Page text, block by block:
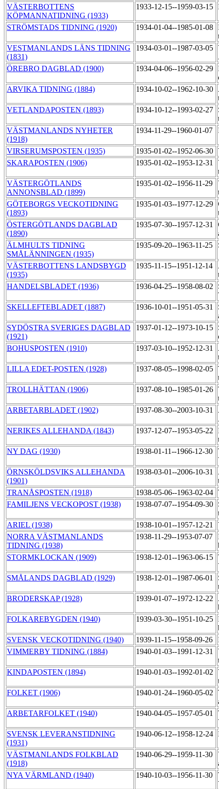
VÄSTERBOTTENS
KÖPMANNATIDNING (1933)
1933-12-15--1959-03-15
STRÖMSTADS TIDNING (1920) 1934-01-04--1985-01-08
VESTMANLANDS LÄNS TIDNING
(1831)
1934-03-01--1987-03-05
ÖREBRO DAGBLAD (1900)
1934-04-06--1956-02-29
ARVIKA TIDNING (1884)
1934-10-02--1962-10-30
VETLANDAPOSTEN (1893)
1934-10-12--1993-02-27
VÄSTMANLANDS NYHETER
(1918)
1934-11-29--1960-01-07
VIRSERUMSPOSTEN (1935) 1935-01-02--1952-06-30
SKARAPOSTEN (1906)
1935-01-02--1953-12-31
VÄSTERGÖTLANDS
ANNONSBLAD (1899)
1935-01-02--1956-11-29
GÖTEBORGS VECKOTIDNING
(1893)
1935-01-03--1977-12-29
ÖSTERGÖTLANDS DAGBLAD
(1890)
1935-07-30--1957-12-31
ÄLMHULTS TIDNING
SMÅLÄNNINGEN (1935)
1935-09-20--1963-11-25
VÄSTERBOTTENS LANDSBYGD
(1935)
1935-11-15--1951-12-14
HANDELSBLADET (1936)
1936-04-25--1958-08-02
SKELLEFTEBLADET (1887)
1936-10-01--1951-05-31
SYDÖSTRA SVERIGES DAGBLAD
(1921)
1937-01-12--1973-10-15
BOHUSPOSTEN (1910)
1937-03-10--1952-12-31
LILLA EDET-POSTEN (1928)
1937-08-05--1998-02-05
TROLLHÄTTAN (1906)
1937-08-10--1985-01-26
ARBETARBLADET (1902)
1937-08-30--2003-10-31
NERIKES ALLEHANDA (1843)
1937-12-07--1953-05-22
NY DAG (1930)
1938-01-11--1966-12-30
ÖRNSKÖLDSVIKS ALLEHANDA
(1901)
1938-03-01--2006-10-31
TRANÅSPOSTEN (1918)
1938-05-06--1963-02-04
FAMILJENS VECKOPOST (1938)
1938-07-07--1954-09-30
ARIEL (1938)
1938-10-01--1957-12-21
NORRA VÄSTMANLANDS
TIDNING (1938)
1938-11-29--1953-07-07
STORMKLOCKAN (1909)
1938-12-01--1963-06-15
SMÅLANDS DAGBLAD (1929)
1938-12-01--1987-06-01
BRODERSKAP (1928)
1939-01-07--1972-12-22
FOLKAREBYGDEN (1940)
1939-03-30--1951-10-25
SVENSK VECKOTIDNING (1940)
1939-11-15--1958-09-26
VIMMERBY TIDNING (1884)
1940-01-03--1991-12-31
KINDAPOSTEN (1894)
1940-01-03--1992-01-02
FOLKET (1906)
1940-01-24--1960-05-02
ARBETARFOLKET (1940)
1940-04-05--1957-05-01
SVENSK LEVERANSTIDNING
(1931)
1940-06-12--1958-12-24
VÄSTMANLANDS FOLKBLAD
(1918)
1940-06-29--1959-11-30
NYA VÄRMLAND (1940)
1940-10-03--1956-11-30